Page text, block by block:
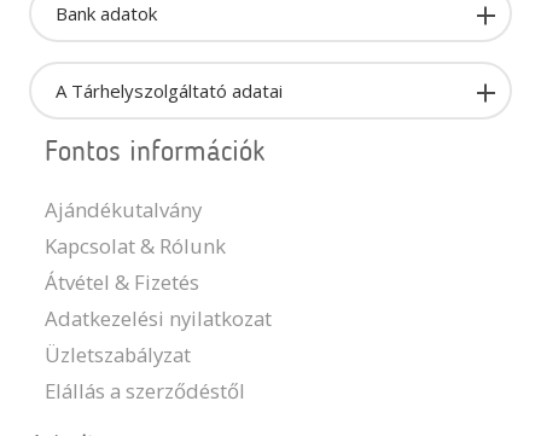
Bank adatok
A Tárhelyszolgáltató adatai
Fontos információk
Ajándékutalvány
Kapcsolat & Rólunk
Átvétel & Fizetés
Adatkezelési nyilatkozat
Üzletszabályzat
Elállás a szerződéstől